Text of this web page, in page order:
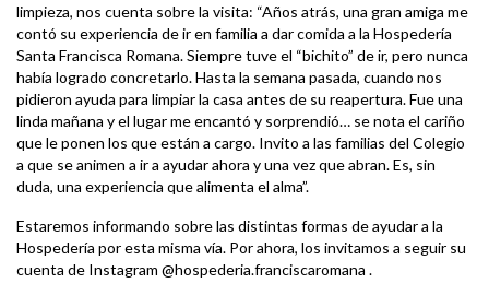
limpieza, nos cuenta sobre la visita: “Años atrás, una gran amiga me
contó su experiencia de ir en familia a dar comida a la Hospedería
Santa Francisca Romana. Siempre tuve el “bichito” de ir, pero nunca
había logrado concretarlo. Hasta la semana pasada, cuando nos
pidieron ayuda para limpiar la casa antes de su reapertura. Fue una
linda mañana y el lugar me encantó y sorprendió… se nota el cariño
que le ponen los que están a cargo. Invito a las familias del Colegio
a que se animen a ir a ayudar ahora y una vez que abran. Es, sin
duda, una experiencia que alimenta el alma”.
Estaremos informando sobre las distintas formas de ayudar a la
Hospedería por esta misma vía. Por ahora, los invitamos a seguir su
cuenta de Instagram @hospederia.franciscaromana .